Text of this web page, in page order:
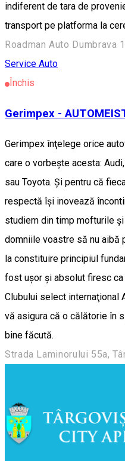
indiferent de tara de
transport pe platforma la
Roadman Auto Dumbrava
Service Auto
Închis
Gerimpex -
Gerimpex înţelege orice
care o vorbeşte acesta:
sau Toyota. Şi pentru că
respectă îşi inovează
studiem din timp mofturile
domniile voastre să nu aibă
la constituire principiul
fost uşor şi absolut firesc
Clubului select internaţional
vă asigura că o călătorie în
bine făcută.
Strada Laminorului 55a,